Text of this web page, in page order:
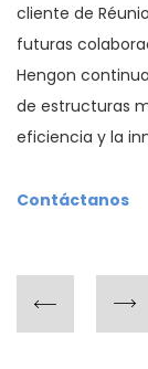
cliente de
futuras
Hengon
de estructuras
eficiencia y la
Contáctanos